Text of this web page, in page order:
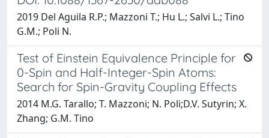
2019 Del Aguila R.P.; Mazzoni T.; Hu L.; Salvi L.; Tino
G.M.; Poli N.
Test of Einstein Equivalence Principle for
0-Spin and Half-Integer-Spin Atoms:
Search for Spin-Gravity Coupling Effects
2014 M.G. Tarallo; T. Mazzoni; N. Poli;D.V. Sutyrin; X.
Zhang; G.M. Tino